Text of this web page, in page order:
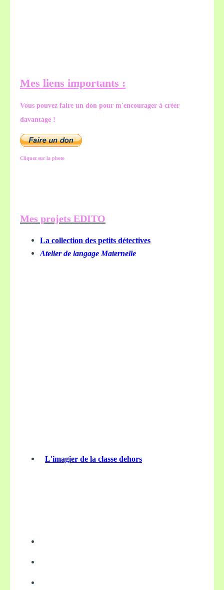
Mes liens importants :
Vous pouvez faire un don pour m'encourager à créer
davantage !
Cliquez sur la photo
Mes projets EDITO
La collection des petits détectives
Atelier de langage Maternelle
L'imagier de la classe dehors